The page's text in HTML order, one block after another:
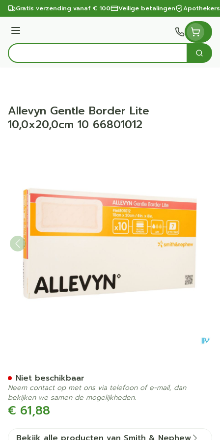
Ga naar de inhoud
Gratis verzending vanaf € 100 Veilige betalingen
Menu
Product, merk, categorie...
Zoek
Allevyn Gentle Border Lite
10,0x20,0cm 10 66801012
€ 61,88
Niet beschikbaar
Neem contact op met ons via telefoon of e-mail, dan
bekijken we samen de mogelijkheden.